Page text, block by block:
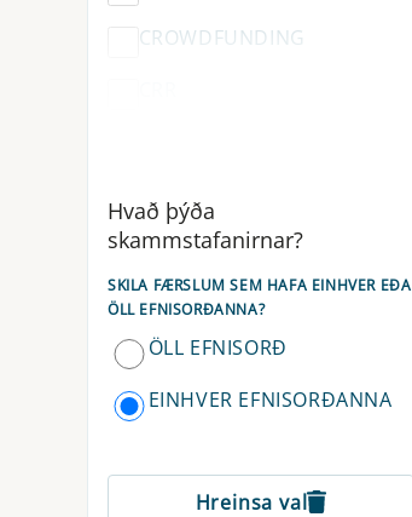
CROWDFUNDING
DLT
DORA
EBA
EIOPA
Hvað þýða
skammstafanirnar?
SKILA FÆRSLUM SEM HAFA EINHVER EÐA
ÖLL EFNISORÐANNA?
ÖLL EFNISORÐ
EINHVER EFNISORÐANNA
Hreinsa val